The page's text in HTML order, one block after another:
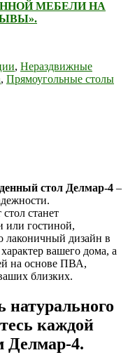
МЕБЕЛИ НА
, Нераздвижные
, Прямоугольные столы
стол Делмар-4 –
станет
или гостиной,
лаконичный дизайн в
вашего дома, а
на основе ПВА,
близких.
натурального
каждой
Делмар-4.